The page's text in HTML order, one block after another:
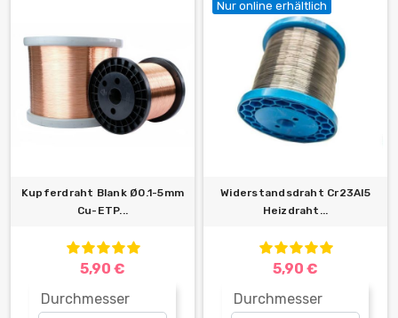
Kupferdraht Blank Ø0.1-5mm
Cu-ETP...
5,90 €
Durchmesser
Nur online erhältlich
Widerstandsdraht Cr23Al5
Heizdraht...
5,90 €
Durchmesser